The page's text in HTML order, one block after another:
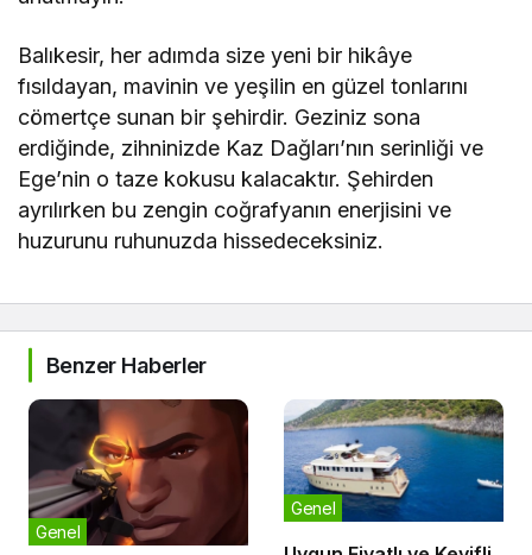
Balıkesir, her adımda size yeni bir hikâye
fısıldayan, mavinin ve yeşilin en güzel tonlarını
cömertçe sunan bir şehirdir. Geziniz sona
erdiğinde, zihninizde Kaz Dağları’nın serinliği ve
Ege’nin o taze kokusu kalacaktır. Şehirden
ayrılırken bu zengin coğrafyanın enerjisini ve
huzurunu ruhunuzda hissedeceksiniz.
Benzer Haberler
Genel
Genel